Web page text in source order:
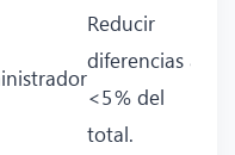
Reducir
diferencias a
<5 % del
total.